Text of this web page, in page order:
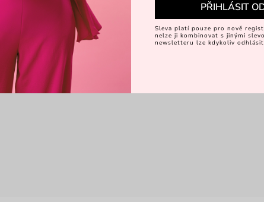
PŘIHLÁSIT
Sleva platí pouze pro nově
nelze ji kombinovat s jinými
newsletteru lze kdykoliv